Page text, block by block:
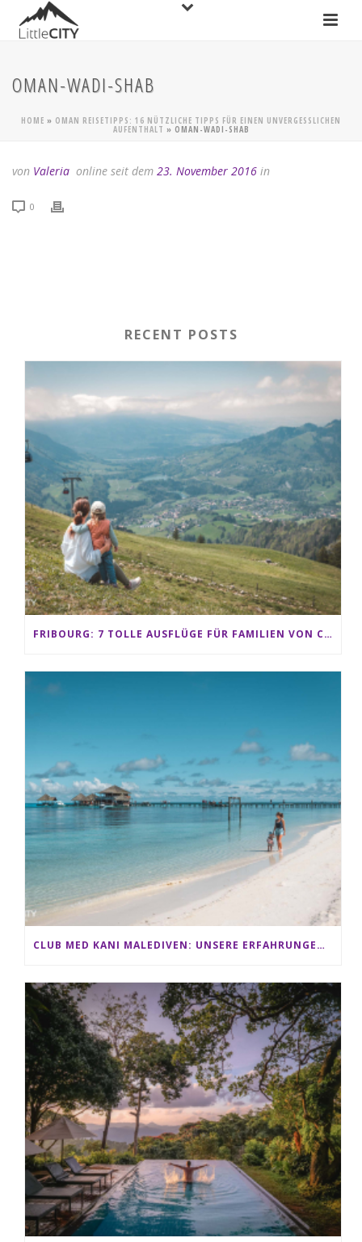
OMAN-WADI-SHAB
HOME » OMAN REISETIPPS: 16 NÜTZLICHE TIPPS FÜR EINEN UNVERGESSLICHEN
AUFENTHALT » OMAN-WADI-SHAB
von Valeria online seit dem 23. November 2016 in
0
RECENT POSTS
FRIBOURG: 7 TOLLE AUSFLÜGE FÜR FAMILIEN VON CHARMEY BIS LES PACCOTS
CLUB MED KANI MALEDIVEN: UNSERE ERFAHRUNGEN IM ALL-INCLUSIVE PARADIES